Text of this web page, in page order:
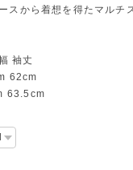
スから着想を得たマルチ
袖丈
62cm
63.5cm